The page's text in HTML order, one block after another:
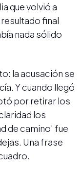
que volvió a
final
nada sólido
la acusación se
Y cuando llegó
por retirar los
los
de camino’ fue
Una frase